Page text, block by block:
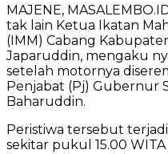
MAJENE,
tak lain Ketua Ikatan
(IMM) Cabang
Japaruddin, mengaku
setelah motornya
Penjabat (Pj) Gubernur
Baharuddin.
Peristiwa tersebut
sekitar pukul 15.00 WITA